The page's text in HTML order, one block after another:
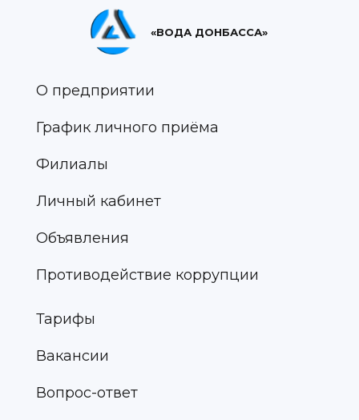
«ВОДА ДОНБАССА»
О предприятии
График личного приёма
Филиалы
Личный кабинет
Объявления
Противодействие коррупции
Тарифы
Вакансии
Вопрос-ответ